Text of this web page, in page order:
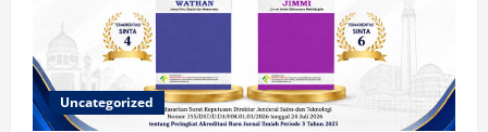
Uncategorized